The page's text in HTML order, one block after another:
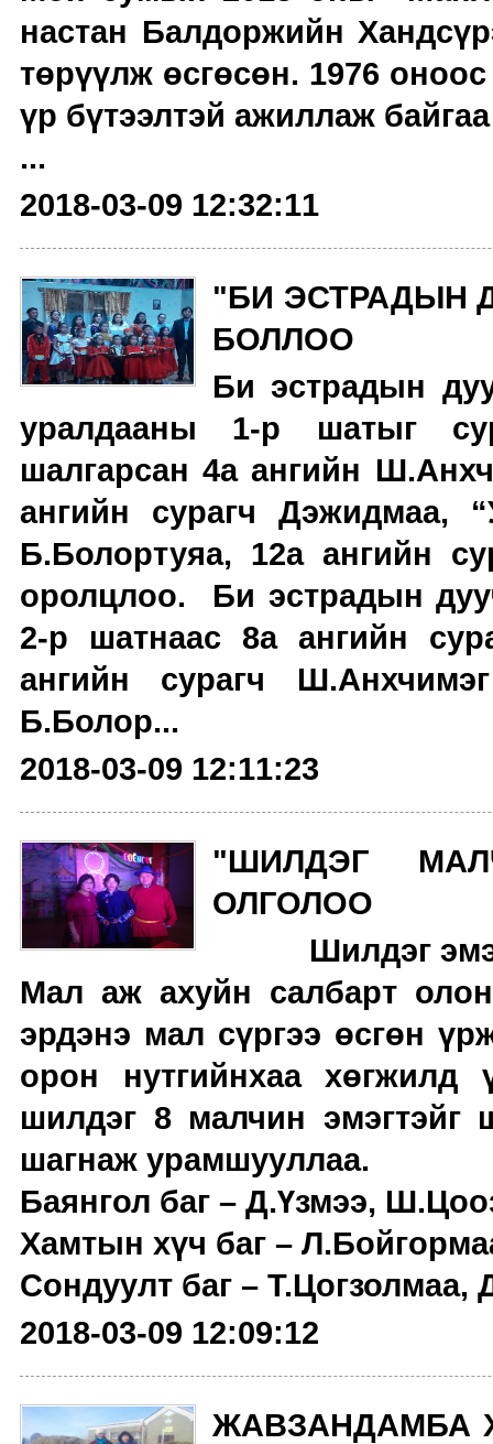
настан Балдоржийн
төрүүлж өсгөсөн. 1976
үр бүтээлтэй ажиллаж
...
2018-03-09 12:32:11
"БИ ЭСТРАДЫН
БОЛЛОО
Би эстрадын
уралдааны 1-р шатыг
шалгарсан 4а ангийн
ангийн сурагч Дэжидмаа,
Б.Болортуяа, 12а ангийн
оролцлоо. Би эстрадын
2-р шатнаас 8а ангийн
ангийн сурагч
Б.Болор...
2018-03-09 12:11:23
"ШИЛДЭГ
ОЛГОЛОО
Шилдэг
Мал аж ахуйн салбарт
эрдэнэ мал сүргээ өсгөн
орон нутгийнхаа хөгжилд
шилдэг 8 малчин эмэгтэйг
шагнаж урамшууллаа.
Баянгол баг – Д.Үзмээ,
Хамтын хүч баг –
Сондуулт баг – Т.Цогзолмаа,
2018-03-09 12:09:12
ЖАВЗАНДАМБА